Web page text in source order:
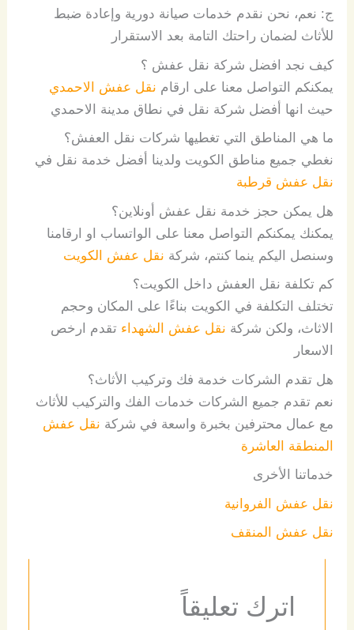
ج: نعم، نحن نقدم خدمات صيانة دورية وإعادة ضبط
للأثاث لضمان راحتك التامة بعد
الاستقرار
كيف نجد افضل شركة نقل عفش ؟
يمكنكم التواصل معنا على ارقام نقل عفش الاحمدي
حيث انها أفضل شركة نقل في نطاق مدينة الاحمدي
ما هي المناطق التي تغطيها شركات نقل العفش؟
نغطي جميع مناطق الكويت ولدينا أفضل خدمة نقل في
نقل عفش قرطبة
هل يمكن حجز خدمة نقل عفش أونلاين؟
يمكنك يمكنكم التواصل معنا على الواتساب او ارقامنا
وسنصل اليكم ينما كنتم، شركة نقل عفش الكويت
كم تكلفة نقل العفش داخل الكويت؟
تختلف التكلفة في الكويت بناءًا على المكان وحجم
الاثاث، ولكن شركة نقل عفش الشهداء تقدم ارخص
الاسعار
هل تقدم الشركات خدمة فك وتركيب الأثاث؟
نعم تقدم جميع الشركات خدمات الفك والتركيب للأثاث
مع عمال محترفين بخبرة واسعة في شركة نقل عفش
المنطقة العاشرة
خدماتنا الأخرى
نقل عفش الفروانية
نقل عفش المنقف
اترك تعليقاً